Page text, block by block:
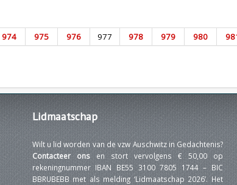
974 975 976 977 978 979 980
Lidmaatschap
Wilt u lid worden van de vzw Auschwitz in Gedachtenis?
Contacteer onsen stort vervolgens € 50,00 op
rekeningnummer IBAN BE55 3100 7805 1744 – BIC
BBRUBEBB met als melding ‘Lidmaatschap 2026’. Het